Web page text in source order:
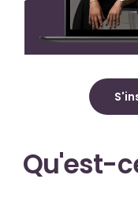
Qu'est-